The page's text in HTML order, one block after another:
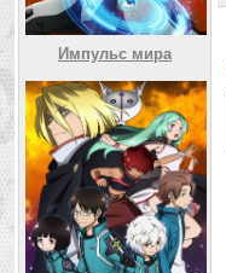
Импульс мира